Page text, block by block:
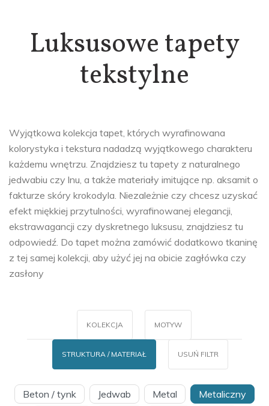
Luksusowe tapety
tekstylne
Wyjątkowa kolekcja tapet, których wyrafinowana
kolorystyka i tekstura nadadzą wyjątkowego charakteru
każdemu wnętrzu. Znajdziesz tu tapety z naturalnego
jedwabiu czy lnu, a także materiały imitujące np. aksamit o
fakturze skóry krokodyla. Niezależnie czy chcesz uzyskać
efekt miękkiej przytulności, wyrafinowanej elegancji,
ekstrawagancji czy dyskretnego luksusu, znajdziesz tu
odpowiedź. Do tapet można zamówić dodatkowo tkaninę
z tej samej kolekcji, aby użyć jej na obicie zagłówka czy
zasłony
KOLEKCJA MOTYW
STRUKTURA / MATERIAŁ USUŃ FILTR
Beton / tynk Jedwab Metal
Metaliczny